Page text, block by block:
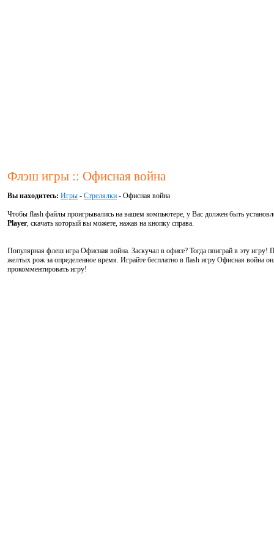
Флэш игры :: Офисная война
Вы находитесь: Игры - Стрелялки - Офисная война
Чтобы flash файлы проигрывались на вашем компьютере, у Вас должен быть
Player, скачать который вы можете, нажав на кнопку справа.
Популярная флеш игра Офисная война. Заскучал в офисе? Тогда поиграй в эту
желтых рож за определенное время. Играйте бесплатно в flash игру Офисная война
прокомментировать игру!